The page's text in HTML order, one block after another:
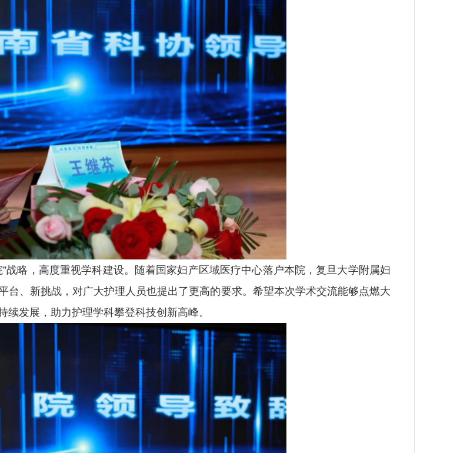
战略，高度重视学科建设。随着国家妇产区域医疗中心落户本院，复旦大学附属妇
台、新挑战，对广大护理人员也提出了更高的要求。希望本次学术交流能够点燃大
发展，助力护理学科攀登科技创新高峰。